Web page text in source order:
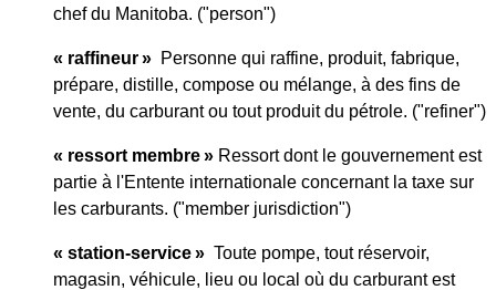
chef du Manitoba. ("person")
« raffineur » Personne qui raffine, produit, fabrique,
prépare, distille, compose ou mélange, à des fins de
vente, du carburant ou tout produit du pétrole. ("refiner")
« ressort membre » Ressort dont le gouvernement est
partie à l'Entente internationale concernant la taxe sur
les carburants. ("member jurisdiction")
« station-service » Toute pompe, tout réservoir,
magasin, véhicule, lieu ou local où du carburant est